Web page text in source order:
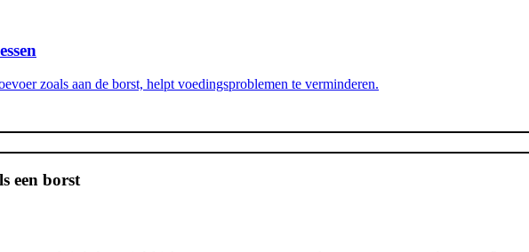
zoals aan de borst, helpt voedingsproblemen te verminderen.
een borst